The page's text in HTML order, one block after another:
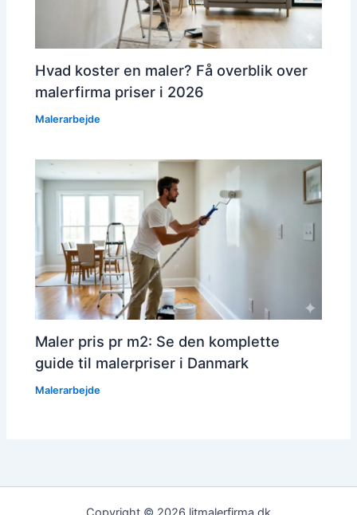
Hvad koster en maler? Få overblik over
malerfirma priser i 2026
Malerarbejde
Maler pris pr m2: Se den komplette
guide til malerpriser i Danmark
Malerarbejde